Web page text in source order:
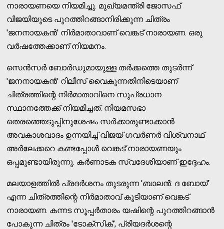
നാരായണയെ നിയമിച്ചു. മുഖ്യമന്ത്രി ജോസഫ്‌
വിജയിയുടെ പുറത്തിറങ്ങാനിരിക്കുന്ന ചിത്രം
'ജനനായകന്‍' നിര്‍മാതാവാണ് വെങ്കട് നാരായണ. ഒരു
വര്‍ഷത്തേക്കാണ് നിയമനം.
സെന്‍സര്‍ ബോര്‍ഡുമായുള്ള തര്‍ക്കത്തെ തുടര്‍ന്ന്
'ജനനായകന്‍' റിലീസ് വൈകുന്നതിനിടെയാണ്
ചിത്രത്തിന്റെ നിര്‍മാതാവിനെ സുപ്രധാന
സ്ഥാനത്തേക്ക് നിയമിച്ചത്. നിയമസഭാ
തെരഞ്ഞെടുപ്പിനുശേഷം സര്‍ക്കാരുണ്ടാക്കാന്‍
അവകാശവാദം ഉന്നയിച്ച്‌ വിജയ് ഗവര്‍ണര്‍ വിശ്വനാഥ്
അര്‍ലേക്കറെ കണ്ടപ്പോള്‍ വെങ്കട് നാരായണയും
ഒപ്പമുണ്ടായിരുന്നു. കര്‍ണാടക സ്വദേശിയാണ് ഇദ്ദേഹം.
മലയാളത്തില്‍ പ്രദര്‍ശനം തുടരുന്ന 'ബാലന്‍: ദ ബോയ്'
എന്ന ചിത്രത്തിന്റെ നിര്‍മാതാവ് കൂടിയാണ് വെങ്കട്
നാരായണ. കന്നട സൂപ്പര്‍താരം യഷിന്റെ പുറത്തിറങ്ങാന്‍
പോകുന്ന ചിത്രം 'ടോക്‌സിക്', പ്രിയദര്‍ശന്റെ